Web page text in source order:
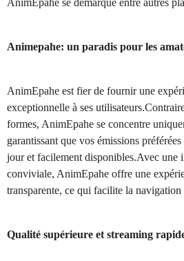
AnimEpahe se démarque entre autres
Animepahe: un paradis pour les
AnimEpahe est fier de fournir une
exceptionnelle à ses
formes, AnimEpahe se concentre
garantissant que vos émissions
jour et facilement disponibles.Avec une
conviviale, AnimEpahe offre une
transparente, ce qui facilite la navigation
Qualité supérieure et streaming